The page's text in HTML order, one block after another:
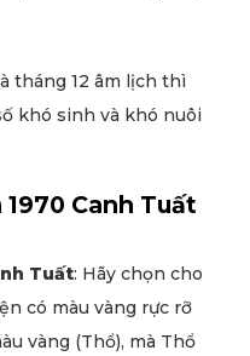
tháng 12 âm lịch thì
khó sinh và khó nuôi
Canh Tuất
Tuất: Hãy chọn cho
có màu vàng rực rỡ
vàng (Thổ), mà Thổ